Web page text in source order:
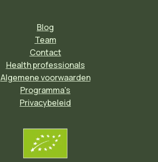
Blog
Team
Contact
Health professionals
Algemene voorwaarden
Programma's
Privacybeleid